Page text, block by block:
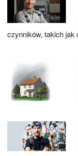
czynników, takich